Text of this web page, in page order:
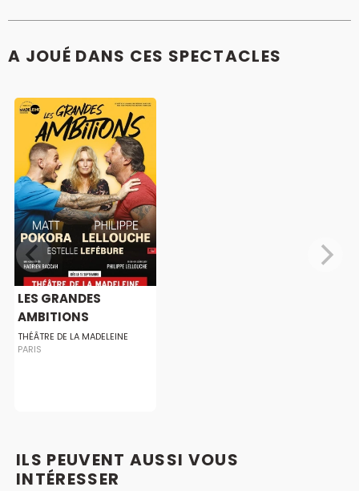
A JOUÉ DANS CES SPECTACLES
LES GRANDES
AMBITIONS
THÉÂTRE DE LA MADELEINE
PARIS
ILS PEUVENT AUSSI VOUS
INTÉRESSER